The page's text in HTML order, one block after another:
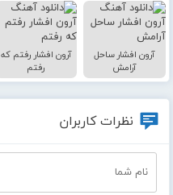
آرون افشار ساحل
آرامش
آرون افشار رفتم که
رفتم
نظرات کاربران